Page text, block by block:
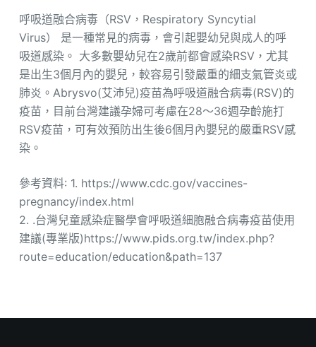
呼吸道融合病毒（RSV，Respiratory Syncytial
Virus） 是一種常見的病毒，會引起嬰幼兒與成人的呼
吸道感染。 大多數嬰幼兒在2歲前都會感染RSV，尤其
是出生3個月內的嬰兒，較容易引發嚴重的細支氣管炎或
肺炎。Abrysvo(艾沛兒)疫苗為呼吸道融合病毒(RSV)的
疫苗，目前台灣建議孕婦可考慮在28～36週孕齡施打
RSV疫苗，可有效預防出生後6個月內嬰兒的嚴重RSV感
染。
參考資料: 1. https://www.cdc.gov/vaccines-
pregnancy/index.html
2. .台灣兒童感染症醫學會呼吸道細胞融合病毒疫苗使用
建議(專業版)https://www.pids.org.tw/index.php?
route=education/education&path=137